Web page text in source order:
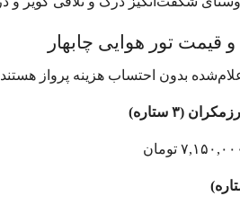
و قیمت‌ تور هوایی چابهار
بدون احتساب هزینه پرواز هستند. هزینه
(۳ ستاره)